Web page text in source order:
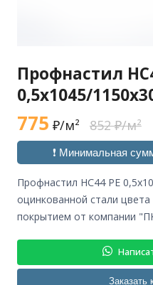
Профнастил
0,5х1045/
775 ₽/м² 852 ₽/м²
❗ Минимальная
профнастил НС44 РЕ 0,5х1045/1150х3000мм RAL 6002 из
оцинкованной стали
покрытием от компании
Заказать